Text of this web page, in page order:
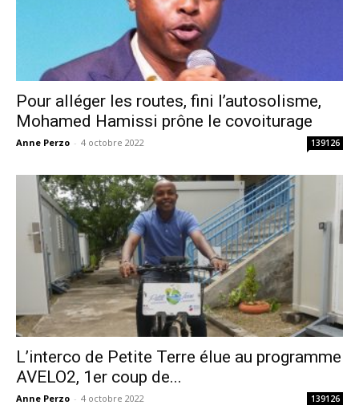
Pour alléger les routes, fini l’autosolisme,
Mohamed Hamissi prône le covoiturage
Anne Perzo - 4 octobre 2022 139126
L’interco de Petite Terre élue au programme
AVELO2, 1er coup de...
Anne Perzo - 4 octobre 2022 139126